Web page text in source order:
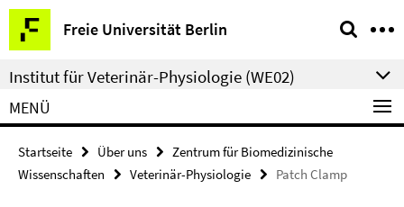
Springe
direkt
zu
Inhalt
Freie Universität Berlin
Service-
Navigation
Institut für Veterinär-Physiologie (WE02)
MENÜ
Startseite Über uns
Zentrum für Biomedizinische
Wissenschaften
Veterinär-Physiologie Patch Clamp